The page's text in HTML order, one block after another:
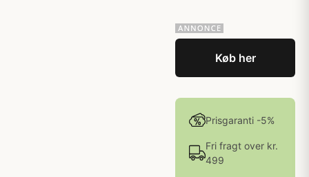
Køb her
Prisgaranti -5%
Fri fragt over kr.
499